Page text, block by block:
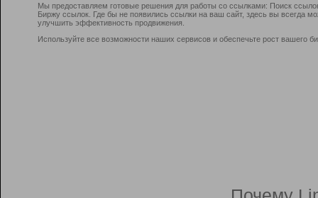
Мы предоставляем готовые решения для работы со ссылками: Поиск
Биржу ссылок. Где бы не появились ссылки на ваш сайт, здесь вы всегда
улучшить эффективность продвижения.
Используйте все возможности наших сервисов и обеспечьте рост вашего